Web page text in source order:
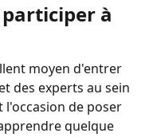
à
moyen d'entrer
des experts au sein
de poser
quelque